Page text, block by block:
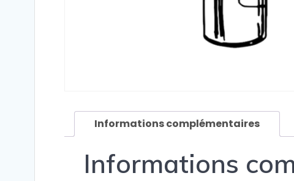
Informations complémentaires
Informations